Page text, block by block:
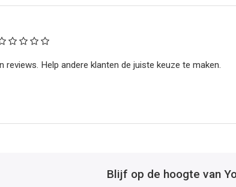
reviews. Help andere klanten de juiste keuze te maken.
Blijf op de hoogte van